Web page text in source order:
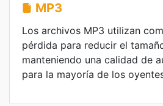
MP3
Los archivos MP3 utilizan
pérdida para reducir el
manteniendo una calidad de
para la mayoría de los